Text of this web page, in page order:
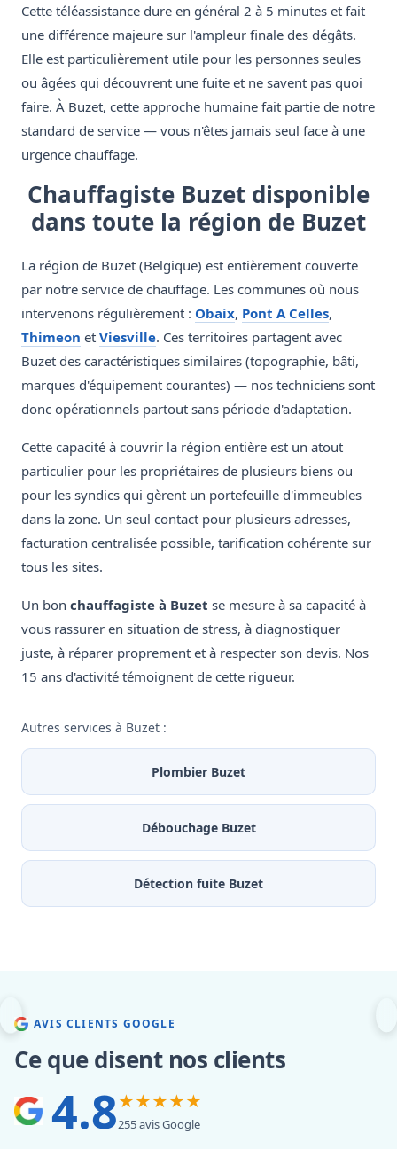
Cette téléassistance dure en général 2 à 5 minutes et fait
une différence majeure sur l'ampleur finale des dégâts.
Elle est particulièrement utile pour les personnes seules
ou âgées qui découvrent une fuite et ne savent pas quoi
faire. À Buzet, cette approche humaine fait partie de notre
standard de service — vous n'êtes jamais seul face à une
urgence chauffage.
Chauffagiste Buzet disponible
dans toute la région de Buzet
La région de Buzet (Belgique) est entièrement couverte
par notre service de chauffage. Les communes où nous
intervenons régulièrement : Obaix, Pont A Celles,
Thimeon et Viesville. Ces territoires partagent avec
Buzet des caractéristiques similaires (topographie, bâti,
marques d'équipement courantes) — nos techniciens sont
donc opérationnels partout sans période d'adaptation.
Cette capacité à couvrir la région entière est un atout
particulier pour les propriétaires de plusieurs biens ou
pour les syndics qui gèrent un portefeuille d'immeubles
dans la zone. Un seul contact pour plusieurs adresses,
facturation centralisée possible, tarification cohérente sur
tous les sites.
Un bon chauffagiste à Buzet se mesure à sa capacité à
vous rassurer en situation de stress, à diagnostiquer
juste, à réparer proprement et à respecter son devis. Nos
15 ans d'activité témoignent de cette rigueur.
Autres services à Buzet :
Plombier Buzet
Débouchage Buzet
Détection fuite Buzet
AVIS CLIENTS GOOGLE
Ce que disent nos clients
4.8★★★★★
255 avis Google